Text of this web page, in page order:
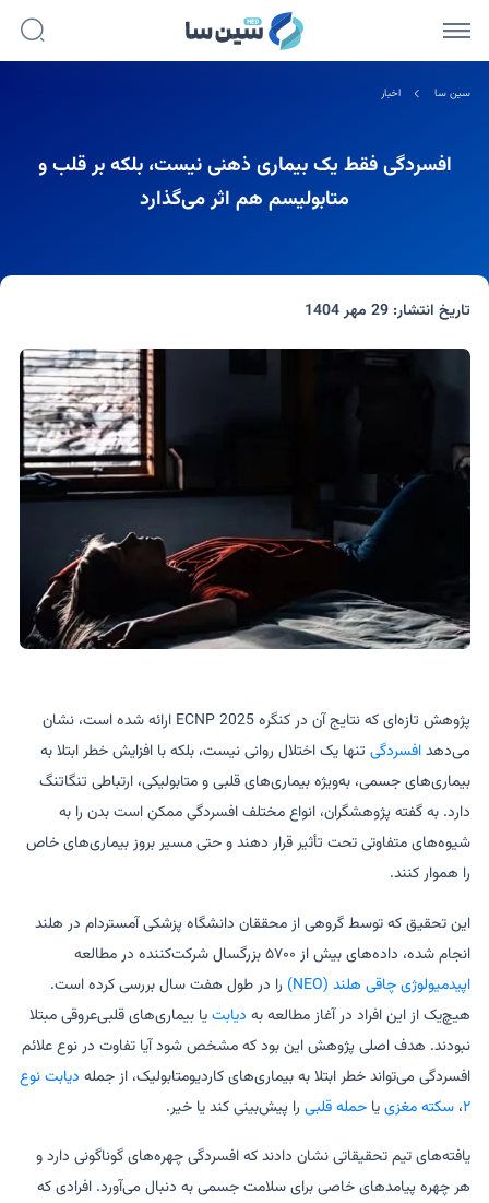
سین سا اخبار
افسردگی فقط یک بیماری ذهنی نیست، بلکه بر قلب و
متابولیسم هم اثر می‌گذارد
تاریخ انتشار:29 مهر 1404
پژوهش تازه‌ای که نتایج آن در کنگره ECNP 2025 ارائه شده است، نشان
می‌دهدافسردگی تنها یک اختلال روانی نیست، بلکه با افزایش خطر ابتلا به
بیماری‌های جسمی، به‌ویژه بیماری‌های قلبی و متابولیکی، ارتباطی تنگاتنگ
دارد. به گفته پژوهشگران، انواع مختلف افسردگی ممکن است بدن را به
شیوه‌های متفاوتی تحت تأثیر قرار دهند و حتی مسیر بروز بیماری‌های خاص
را هموار کنند.
این تحقیق که توسط گروهی از محققان دانشگاه پزشکی آمستردام در هلند
انجام شده، داده‌های بیش از ۵۷۰۰ بزرگسال شرکت‌کننده در مطالعه
اپیدمیولوژی چاقی هلند (NEO)
را در طول هفت سال بررسی کرده است.
هیچ‌یک از این افراد در آغاز مطالعه به دیابتیا بیماری‌های قلبی‌عروقی مبتلا
نبودند. هدف اصلی پژوهش این بود که مشخص شود آیا تفاوت در نوع علائم
افسردگی می‌تواند خطر ابتلا به بیماری‌های کاردیومتابولیک، از جمله دیابت نوع
۲،سکته مغزییاحمله قلبی را پیش‌بینی کند یا خیر.
یافته‌های تیم تحقیقاتی نشان دادند که افسردگی چهره‌های گوناگونی دارد و
هر چهره پیامدهای خاصی برای سلامت جسمی به دنبال می‌آورد. افرادی که